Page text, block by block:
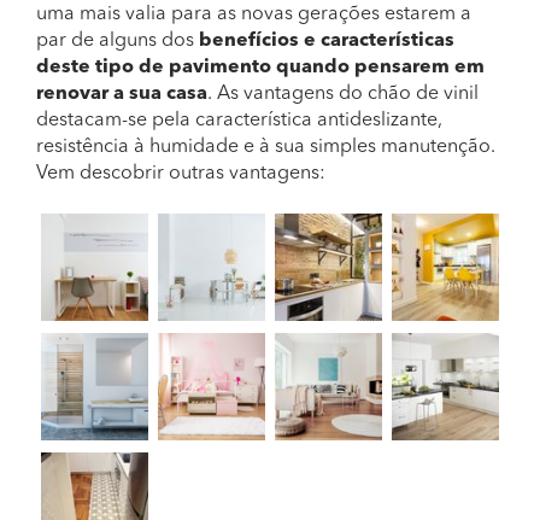
uma mais valia para as novas gerações estarem a
par de alguns dos benefícios e características
deste tipo de pavimento quando pensarem em
renovar a sua casa. As vantagens do chão de vinil
destacam-se pela característica antideslizante,
resistência à humidade e à sua simples manutenção.
Vem descobrir outras vantagens: